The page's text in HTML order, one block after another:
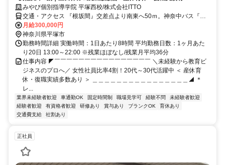
みやび個別指導学院 平塚西校/株式会社ITTO
交通・アクセス 『根坂間』交差点より南東へ50ｍ。神奈中バス『坂
間』バス停前。
月給300,000円
神奈川県平塚市
勤務時間詳細 実働時間：1日あたり8時間 平均勤務日数：1ヶ月あた
り20日 13:00～22:00 ※残業ほぼなし/残業月平均36分
仕事内容 ◤￣￣￣￣￣￣￣￣￣￣￣￣￣￣￣￣ ＼未経験から教育ビ
ジネスのプロへ／ 女性社員比率4割！20代～30代活躍中 ＜ 産休育
休・復職実績多数あり ＞ ＿＿＿＿＿＿＿＿＿＿＿＿＿＿＿＿◢ ＊
レ...
業界未経験者歓迎 車通勤OK 固定時間制 職場見学可 経験不問
未経験者歓迎
経験者歓迎
有資格者歓迎 研修あり 賞与あり ブランクOK
育休あり
交通費支給
社割あり
正社員